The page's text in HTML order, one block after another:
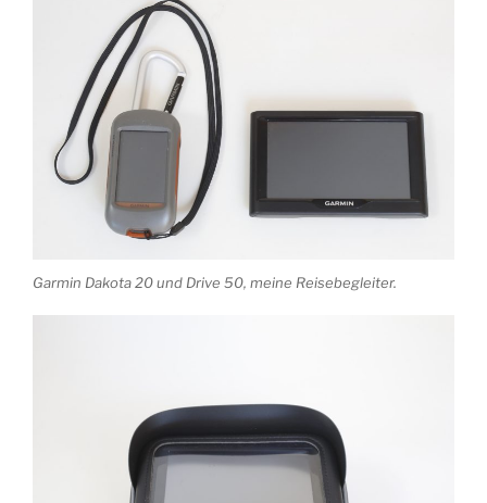
Garmin Dakota 20 und Drive 50, meine Reisebegleiter.